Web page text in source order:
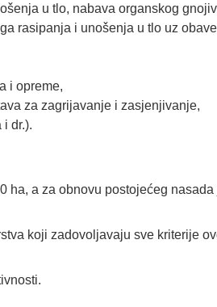
u tlo, nabava organskog
rasipanja i unošenja u tlo uz
i opreme,
za zagrijavanje i zasjenjivanje,
i dr.).
ha, a za obnovu postojećeg nasada
koji zadovoljavaju sve kriterije